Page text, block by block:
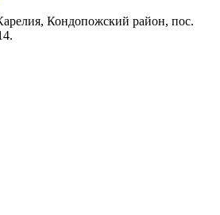
Кондопожский район, пос.